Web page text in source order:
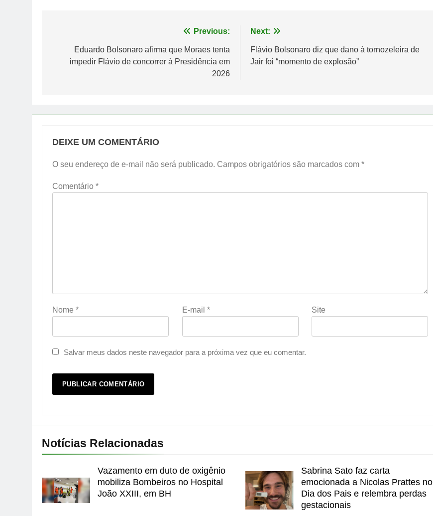
Previous:
Eduardo Bolsonaro afirma que Moraes tenta
impedir Flávio de concorrer à Presidência em
2026
Next:
Flávio Bolsonaro diz que dano à tornozeleira de
Jair foi “momento de explosão”
DEIXE UM COMENTÁRIO
O seu endereço de e-mail não será publicado. Campos obrigatórios são marcados com *
Comentário *
Nome * E-mail * Site
Salvar meus dados neste navegador para a próxima vez que eu comentar.
Notícias Relacionadas
Vazamento em duto de oxigênio
mobiliza Bombeiros no Hospital
João XXIII, em BH
Sabrina Sato faz carta
emocionada a Nicolas Prattes no
Dia dos Pais e relembra perdas
gestacionais